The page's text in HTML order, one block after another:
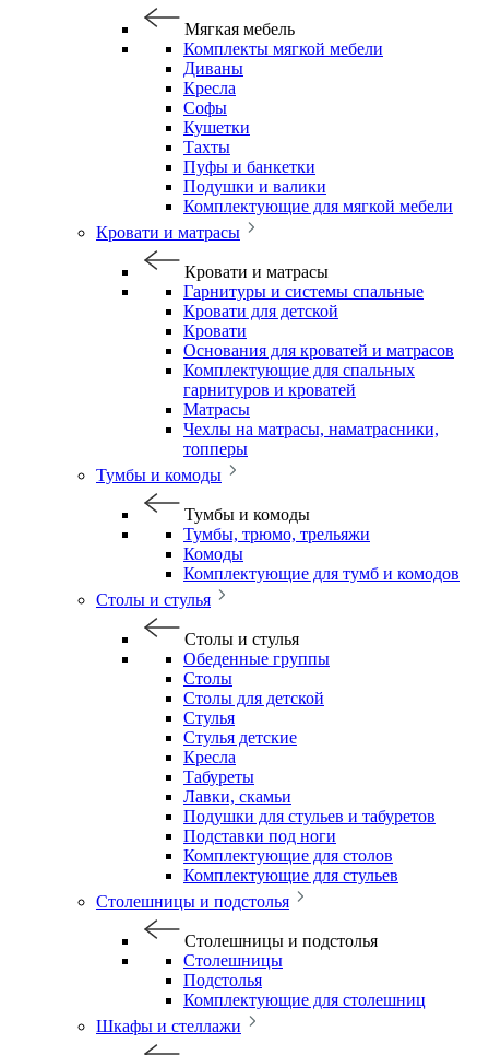
Мягкая мебель
Комплекты мягкой мебели
Диваны
Кресла
Софы
Кушетки
Тахты
Пуфы и банкетки
Подушки и валики
Комплектующие для мягкой мебели
Кровати и матрасы
Кровати и матрасы
Гарнитуры и системы спальные
Кровати для детской
Кровати
Основания для кроватей и матрасов
Комплектующие для спальных
гарнитуров и кроватей
Матрасы
Чехлы на матрасы, наматрасники,
топперы
Тумбы и комоды
Тумбы и комоды
Тумбы, трюмо, трельяжи
Комоды
Комплектующие для тумб и комодов
Столы и стулья
Столы и стулья
Обеденные группы
Столы
Столы для детской
Стулья
Стулья детские
Кресла
Табуреты
Лавки, скамьи
Подушки для стульев и табуретов
Подставки под ноги
Комплектующие для столов
Комплектующие для стульев
Столешницы и подстолья
Столешницы и подстолья
Столешницы
Подстолья
Комплектующие для столешниц
Шкафы и стеллажи